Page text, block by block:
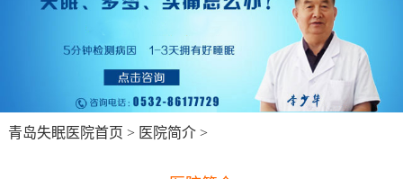
青岛失眠医院首页 > 医院简介>